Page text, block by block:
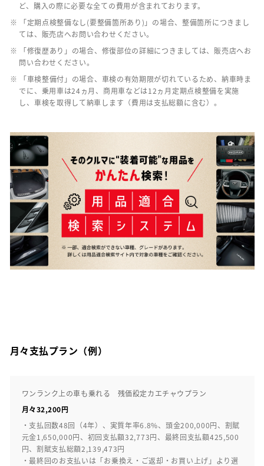
ど、購入の際に必要な全ての費用が含まれております。
※ 「定期点検整備なし(要整備箇所あり)」の場合、整備箇所につきまし
ては、販売店へお問い合わせください。
※ 「修復歴あり」の場合、修復部位の詳細につきましては、販売店へお
問い合わせください。
※ 「車検整備付」の場合、車検の有効期限が切れているため、納車時ま
でに、乗用車は24ヵ月、商用車などは12ヵ月定期点検整備を実施
し、車検を取得して納車します（費用は支払総額に含む）。
月々支払プラン（例）
ワンランク上の車も乗れる 残価設定カエチャウプラン
月々32,200円
・支払回数48回（4年）、実質年率6.8%、頭金200,000円、割賦
元金1,650,000円、初回支払額32,773円、最終回支払額425,500
円、割賦支払総額2,139,473円
・最終回のお支払いは「お乗換え・ご返却・お買い上げ」より選